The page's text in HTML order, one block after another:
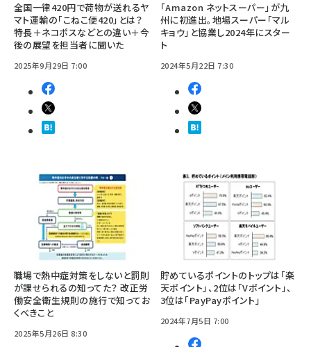
全国一律420円で荷物が送れるヤ
マト運輸の「こねこ便420」とは？
特長＋ネコポスなどとの違い＋今
後の展望を担当者に聞いた
2025年9月29日 7:00
「Amazon ネットスーパー」が九
州に初進出。地場スーパー「マル
キョウ」と協業し2024年にスター
ト
2024年5月22日 7:30
職場で熱中症対策をしないと罰則
が課せられるの知ってた？ 改正労
働安全衛生規則の施行で知ってお
くべきこと
2025年5月26日 8:30
貯めているポイントのトップは「楽
天ポイント」、2位は「Vポイント」、
3位は「PayPayポイント」
2024年7月5日 7:00